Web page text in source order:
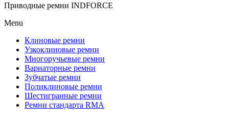
Приводные ремни INDFORCE
Menu
Клиновые ремни
Узкоклиновые ремни
Многоручьевые ремни
Вариаторные ремни
Зубчатые ремни
Поликлиновые ремни
Шестигранные ремни
Ремни стандарта RMA